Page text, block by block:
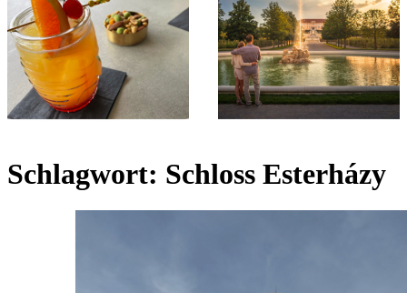
Schlagwort: Schloss Esterházy